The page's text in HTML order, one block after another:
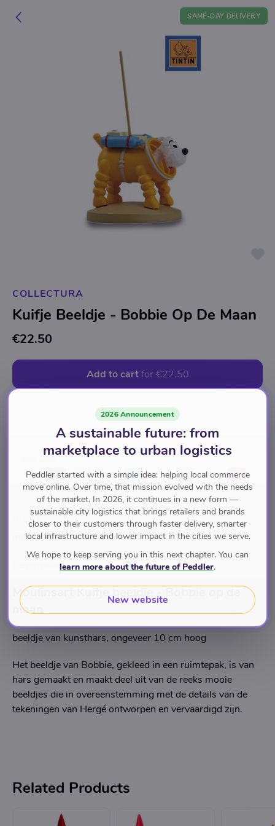
SAME-DAY DELIVERY
COLLECTURA
Kuifje Beeldje - Bobbie Op De Maan
€22.50
Add to cart for €22.50
Brand
moulinsart
Description
Moulinsart Kuifje beeldje - Bobbie op de
maan
beeldje van kunsthars, ongeveer 10 cm hoog
Het beeldje van Bobbie, gekleed in een ruimtepak, is van
hars gemaakt en maakt deel uit van de reeks mooie
beeldjes die in overeenstemming met de details van de
tekeningen van Hergé ontworpen en vervaardigd zijn.
Related Products
2026 Announcement
A sustainable future: from
marketplace to urban logistics
Peddler started with a simple idea: helping local commerce
move online. Over time, that mission evolved with the needs
of the market. In 2026, it continues in a new form —
sustainable city logistics that brings retailers and brands
closer to their customers through faster delivery, smarter
local infrastructure and lower impact in the cities we serve.
We hope to keep serving you in this next chapter. You can
learn more about the future of Peddler.
New website